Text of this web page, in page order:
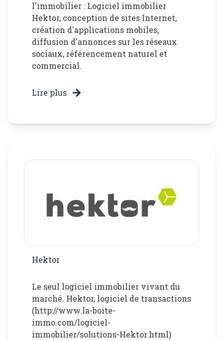
l'immobilier : Logiciel immobilier
Hektor, conception de sites Internet,
création d'applications mobiles,
diffusion d'annonces sur les réseaux
sociaux, référencement naturel et
commercial.
Lire plus
Hektor
Le seul logiciel immobilier vivant du
marché. Hektor, logiciel de transactions
(http://www.la-boite-
immo.com/logiciel-
immobilier/solutions-Hektor.html)